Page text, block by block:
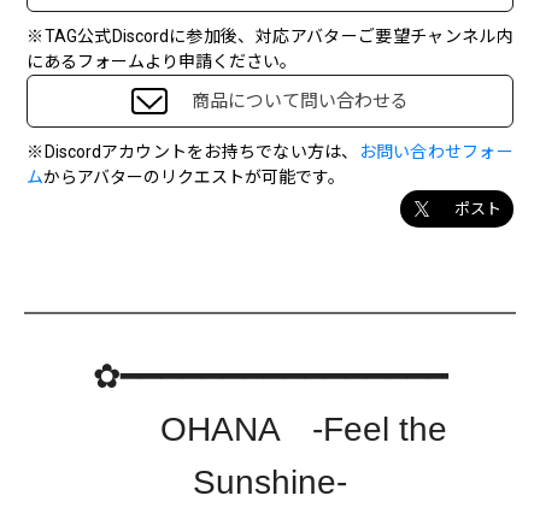
※TAG公式Discordに参加後、対応アバターご要望チャンネル内
にあるフォームより申請ください。
ポスト
商品について問い合わせる
※Discordアカウントをお持ちでない方は、
お問い合わせフォー
ムからアバターのリクエストが可能です。
✿━━━━━━━━━━━━━━━━
OHANA -Feel the
Sunshine-